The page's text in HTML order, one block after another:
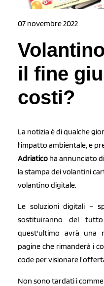
07 novembre 2022
il fine
costi?
La notizia è di qualche
l'impatto ambientale, e
Adriatico ha annunciato
la stampa dei volantini
volantino digitale.
Le soluzioni digitali –
sostituiranno del
quest'ultimo avrà una
pagine che rimanderà i
code per visionare
Non sono tardati i